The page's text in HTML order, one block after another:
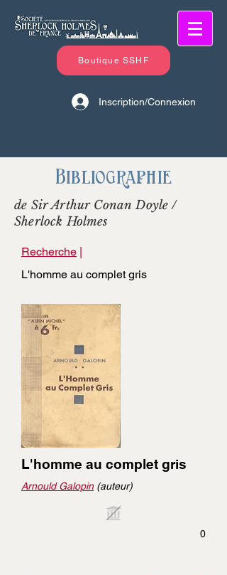
Boutique SSHF
Inscription/Connexion
Bibliographie
de Sir Arthur Conan Doyle /
Sherlock Holmes
Recherche |
L'homme au complet gris
L'homme au complet gris
Arnould Galopin(auteur)
0